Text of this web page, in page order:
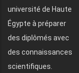
université de Haute
Égypte à préparer
des diplômés avec
des connaissances
scientifiques.